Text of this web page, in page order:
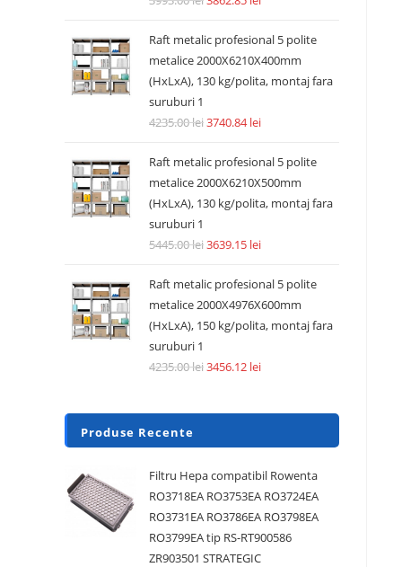
Raft metalic profesional 5 polite
metalice 2000X6210X400mm
(HxLxA), 130 kg/polita, montaj fara
suruburi 1
4235.00lei3740.84lei
Raft metalic profesional 5 polite
metalice 2000X6210X500mm
(HxLxA), 130 kg/polita, montaj fara
suruburi 1
5445.00lei3639.15 lei
Raft metalic profesional 5 polite
metalice 2000X4976X600mm
(HxLxA), 150 kg/polita, montaj fara
suruburi 1
4235.00lei3456.12 lei
Produse Recente
Filtru Hepa compatibil Rowenta
RO3718EA RO3753EA RO3724EA
RO3731EA RO3786EA RO3798EA
RO3799EA tip RS-RT900586
ZR903501 STRATEGIC